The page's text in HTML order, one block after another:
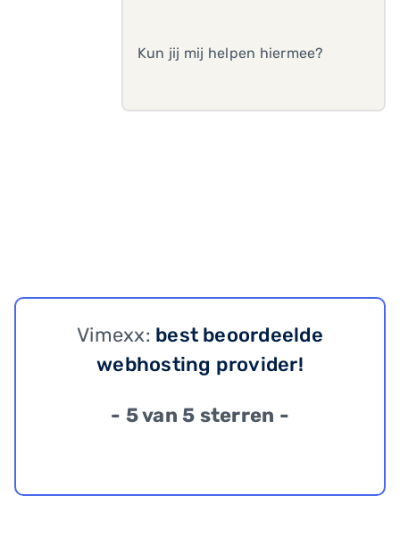
Kun jij mij helpen hiermee?
Vimexx: best beoordeelde
webhosting provider!
- 5 van 5 sterren -